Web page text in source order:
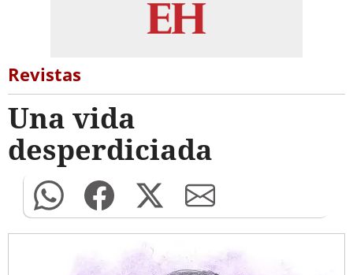
Revistas
Una vida
desperdiciada